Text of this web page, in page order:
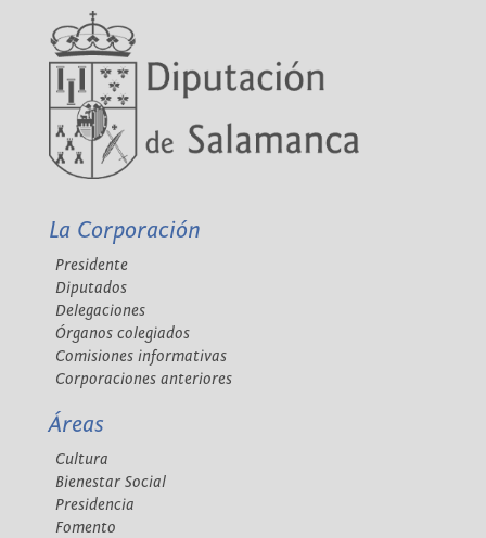
La Corporación
Presidente
Diputados
Delegaciones
Órganos colegiados
Comisiones informativas
Corporaciones anteriores
Áreas
Cultura
Bienestar Social
Presidencia
Fomento